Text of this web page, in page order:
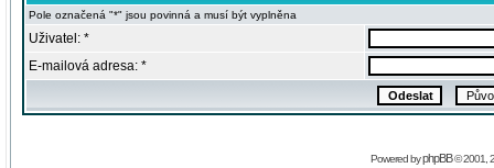
Pole označená "*" jsou povinná a musí být vyplněna
Uživatel: *
E-mailová adresa: *
Powered byphpBB© 2001,